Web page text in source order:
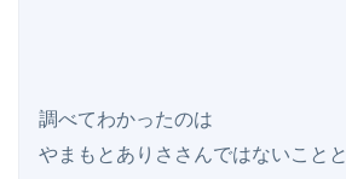
調べてわかったのは
やまもとありささんではないことと